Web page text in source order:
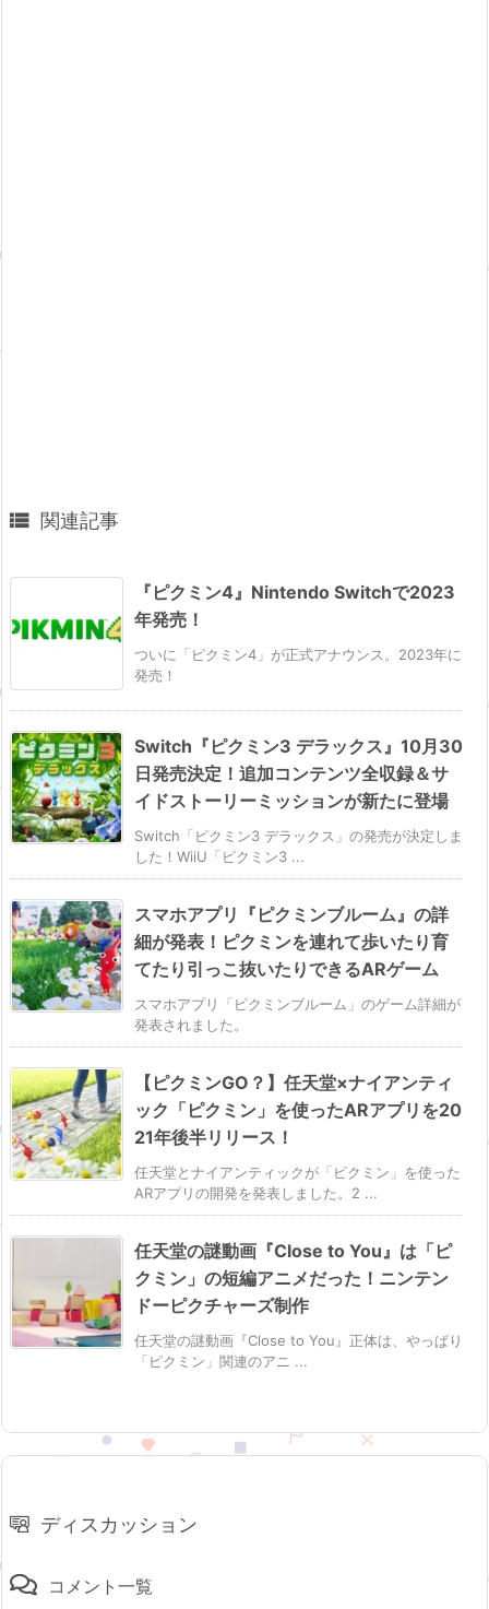
 関連記事
『ピクミン4』Nintendo Switchで2023
年発売！
ついに「ピクミン4」が正式アナウンス。2023年に
発売！
Switch『ピクミン3 デラックス』10月30
日発売決定！追加コンテンツ全収録＆サ
イドストーリーミッションが新たに登場
Switch「ピクミン3 デラックス」の発売が決定しま
した！WiiU「ピクミン3 ...
スマホアプリ『ピクミンブルーム』の詳
細が発表！ピクミンを連れて歩いたり育
てたり引っこ抜いたりできるARゲーム
スマホアプリ「ピクミンブルーム」のゲーム詳細が
発表されました。
【ピクミンGO？】任天堂×ナイアンティ
ック「ピクミン」を使ったARアプリを20
21年後半リリース！
任天堂とナイアンティックが「ピクミン」を使った
ARアプリの開発を発表しました。2 ...
任天堂の謎動画『Close to You』は「ピ
クミン」の短編アニメだった！ニンテン
ドーピクチャーズ制作
任天堂の謎動画『Close to You』正体は、やっぱり
「ピクミン」関連のアニ ...
ディスカッション
コメント一覧